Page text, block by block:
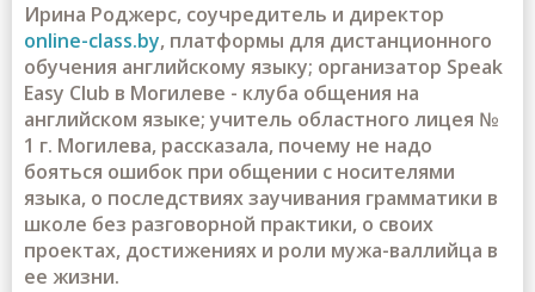
Ирина Роджерс, соучредитель и директор
online-class.by, платформы для дистанционного
обучения английскому языку; организатор Speak
Easy Club в Могилеве - клуба общения на
английском языке; учитель областного лицея №
1 г. Могилева, рассказала, почему не надо
бояться ошибок при общении с носителями
языка, о последствиях заучивания грамматики в
школе без разговорной практики, о своих
проектах, достижениях и роли мужа-валлийца в
ее жизни.